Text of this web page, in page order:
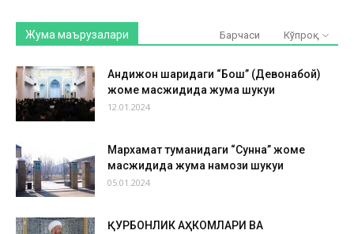
Жума маърузалари Барчаси Кўпроқ
Андижон шаҳридаги “Бош” (Девонабой)
жоме масжидида жума шукуҳи
12.01.2024
Мархамат туманидаги “Сунна” жоме
масжидида жума намози шукуҳи
05.01.2024
ҚУРБОНЛИК АҲКОМЛАРИ ВА